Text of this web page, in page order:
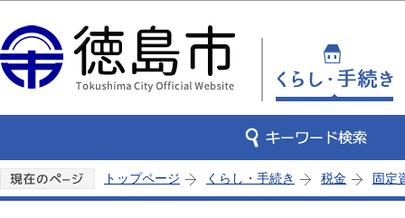
トップページ くらし・手続き 税金 固定